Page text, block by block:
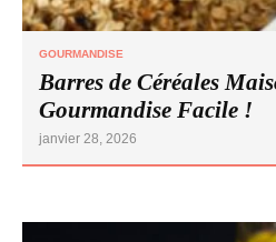
GOURMANDISE
Barres de Céréales
Gourmandise Facile !
janvier 28, 2026